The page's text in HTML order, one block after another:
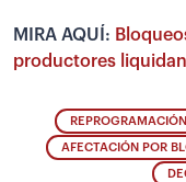
MIRA AQUÍ:
productores
AFECTACIÓN POR